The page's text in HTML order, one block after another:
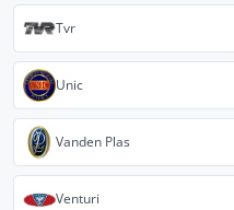
Tvr
Unic
Vanden Plas
Venturi